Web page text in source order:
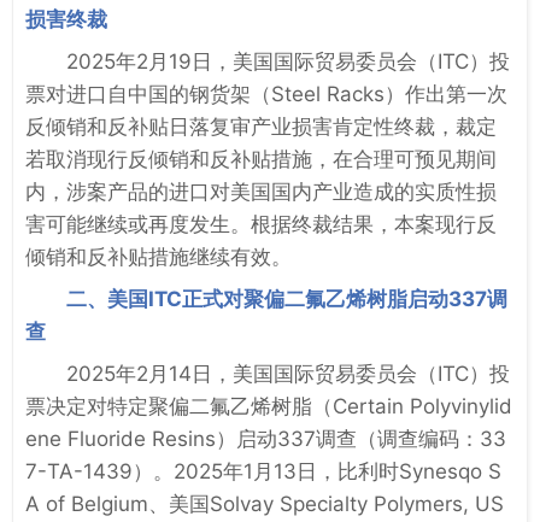
损害终裁
2025年2月19日，美国国际贸易委员会（ITC）投
票对进口自中国的钢货架（Steel Racks）作出第一次
反倾销和反补贴日落复审产业损害肯定性终裁，裁定
若取消现行反倾销和反补贴措施，在合理可预见期间
内，涉案产品的进口对美国国内产业造成的实质性损
害可能继续或再度发生。根据终裁结果，本案现行反
倾销和反补贴措施继续有效。
二、美国ITC正式对聚偏二氟乙烯树脂启动337调
查
2025年2月14日，美国国际贸易委员会（ITC）投
票决定对特定聚偏二氟乙烯树脂（Certain Polyvinylid
ene Fluoride Resins）启动337调查（调查编码：33
7-TA-1439）。2025年1月13日，比利时Synesqo S
A of Belgium、美国Solvay Specialty Polymers, US